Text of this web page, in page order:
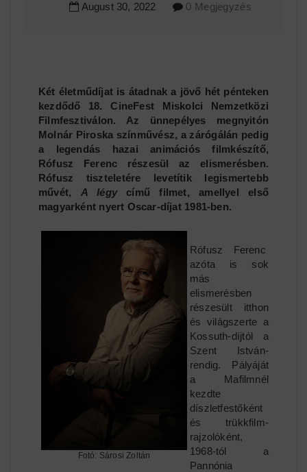
August 30, 2022 0 Megjegyzés
Két életműdíjat is átadnak a jövő hét pénteken
kezdődő 18. CineFest Miskolci Nemzetközi
Filmfesztiválon. Az ünnepélyes megnyitón
Molnár Piroska színművész, a zárógálán pedig
a legendás hazai animációs filmkészítő,
Rófusz Ferenc részesül az elismerésben.
Rófusz tiszteletére levetítik legismertebb
művét, A légycímű filmet, amellyel első
magyarként nyert Oscar-díjat 1981-ben.
Fotó: Sárosi Zoltán
Rófusz Ferenc
azóta is sok
más
elismerésben
részesült itthon
és világszerte a
Kossuth-díjtól a
Szent István-
rendig. Pályáját
a Mafilmnél
kezdte
díszletfestőként
és trükkfilm-
rajzolóként,
1968-tól a
Pannónia